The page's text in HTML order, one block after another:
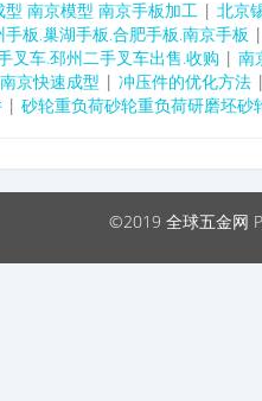
南京模型 南京手板加工 | 北京
板.巢湖手板.合肥手板.南京手板 |
叉车.邳州二手叉车出售.收购 | 南
南京快速成型 | 冲压件的优化方法 |
| 砂轮重负荷砂轮重负荷研磨坯砂
©2019 全球五金网